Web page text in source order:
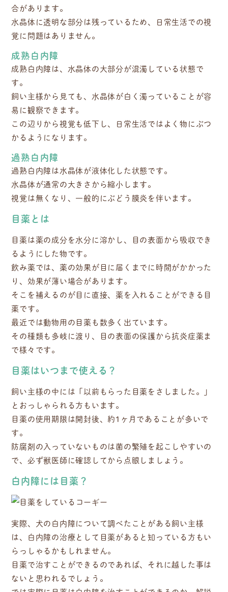
合があります。
水晶体に透明な部分は残っているため、日常生活での視
覚に問題はありません。
成熟白内障
成熟白内障は、水晶体の大部分が混濁している状態で
す。
飼い主様から見ても、水晶体が白く濁っていることが容
易に観察できます。
この辺りから視覚も低下し、日常生活ではよく物にぶつ
かるようになります。
過熟白内障
過熟白内障は水晶体が液体化した状態です。
水晶体が通常の大きさから縮小します。
視覚は無くなり、一般的にぶどう膜炎を伴います。
目薬とは
目薬は薬の成分を水分に溶かし、目の表面から吸収でき
るようにした物です。
飲み薬では、薬の効果が目に届くまでに時間がかかった
り、効果が薄い場合があります。
そこを補えるのが目に直接、薬を入れることができる目
薬です。
最近では動物用の目薬も数多く出ています。
その種類も多岐に渡り、目の表面の保護から抗炎症薬ま
で様々です。
目薬はいつまで使える？
飼い主様の中には「以前もらった目薬をさしました。」
とおっしゃられる方もいます。
目薬の使用期限は開封後、約1ヶ月であることが多いで
す。
防腐剤の入っていないものは菌の繁殖を起こしやすいの
で、必ず獣医師に確認してから点眼しましょう。
白内障には目薬？
実際、犬の白内障について調べたことがある飼い主様
は、白内障の治療として目薬があると知っている方もい
らっしゃるかもしれません。
目薬で治すことができるのであれば、それに越した事は
ないと思われるでしょう。